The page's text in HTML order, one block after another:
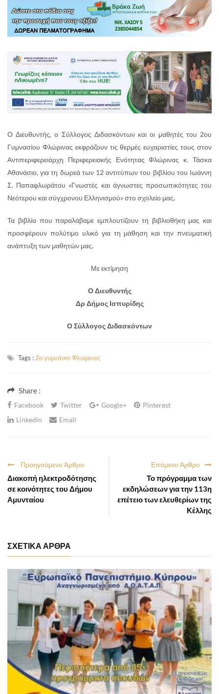
Ο Διευθυντής, ο Σύλλογος Διδασκόντων και οι μαθητές του 2ου
Γυμνασίου Φλώρινας εκφράζουν τις θερμές ευχαριστίες τους στον
Αντιπεριφερειάρχη Περιφερειακής Ενότητας Φλώρινας κ. Τάσκα
Αθανάσιο, για τη δωρεά των 12 αντιτύπων του βιβλίου του Ιωάννη
Σ. Παπαφλωράτου «Γνωστές και άγνωστες προσωπικότητες του
Νεότερου και σύγχρονου Ελληνισμού» στο σχολείο μας.
Τα βιβλία που παραλάβαμε εμπλουτίζουν τη βιβλιοθήκη μας και
προσφέρουν πολύτιμο υλικό για τη μάθηση και την πνευματική
ανάπτυξη των μαθητών μας.
Με εκτίμηση
Ο Διευθυντής
Δρ Δήμος Ισπυρίδης
Ο Σύλλογος Διδασκόντων
Tags : 2ο γυμνάσιο Φλώρινας
Share :
Facebook Twitter Google+
Pinterest
Linkedin
Email
Επόμενο Άρθρο
Το πρόγραμμα των
εκδηλώσεων για την 113η
επέτειο των ελευθερίων της
Κέλλης
Προηγούμενο Άρθρο
Διακοπή ηλεκτροδότησης
σε κοινότητες του Δήμου
Αμυνταίου
ΣΧΕΤΙΚΑ ΑΡΘΡΑ